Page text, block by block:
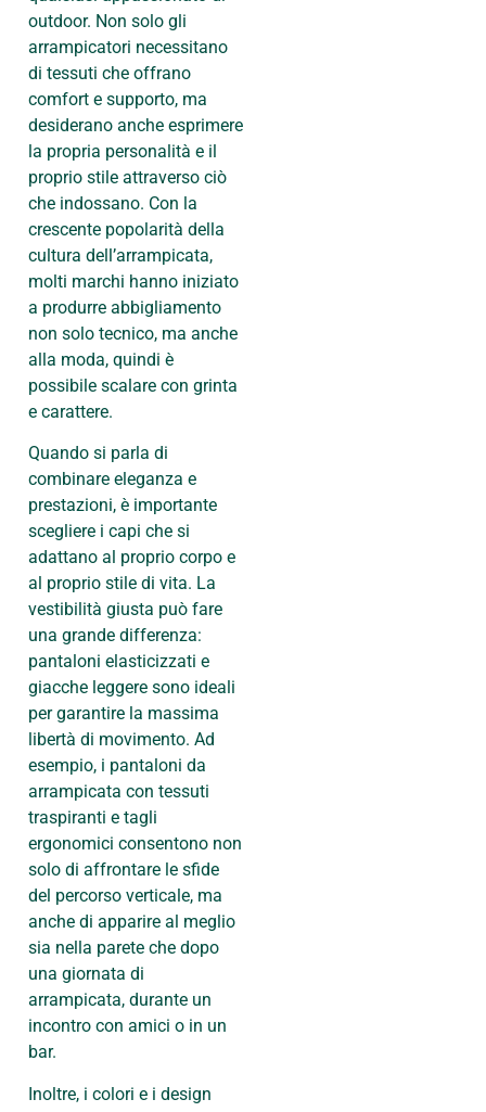
outdoor. Non solo gli
arrampicatori necessitano
di tessuti che offrano
comfort e supporto, ma
desiderano anche esprimere
la propria personalità e il
proprio stile attraverso ciò
che indossano. Con la
crescente popolarità della
cultura dell’arrampicata,
molti marchi hanno iniziato
a produrre abbigliamento
non solo tecnico, ma anche
alla moda, quindi è
possibile scalare con grinta
e carattere.
Quando si parla di
combinare eleganza e
prestazioni, è importante
scegliere i capi che si
adattano al proprio corpo e
al proprio stile di vita. La
vestibilità giusta può fare
una grande differenza:
pantaloni elasticizzati e
giacche leggere sono ideali
per garantire la massima
libertà di movimento. Ad
esempio, i pantaloni da
arrampicata con tessuti
traspiranti e tagli
ergonomici consentono non
solo di affrontare le sfide
del percorso verticale, ma
anche di apparire al meglio
sia nella parete che dopo
una giornata di
arrampicata, durante un
incontro con amici o in un
bar.
Inoltre, i colori e i design